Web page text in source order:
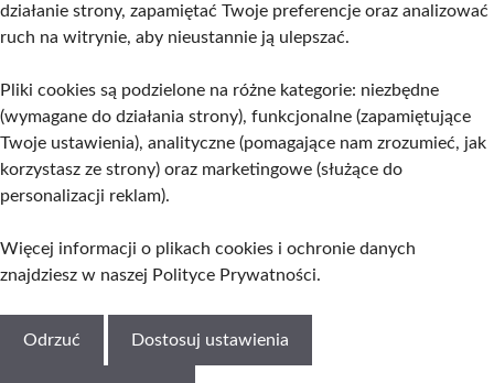
działanie strony, zapamiętać Twoje preferencje oraz analizować
ruch na witrynie, aby nieustannie ją ulepszać.
Pliki cookies są podzielone na różne kategorie: niezbędne
(wymagane do działania strony), funkcjonalne (zapamiętujące
Twoje ustawienia), analityczne (pomagające nam zrozumieć, jak
korzystasz ze strony) oraz marketingowe (służące do
personalizacji reklam).
Więcej informacji o plikach cookies i ochronie danych
znajdziesz w naszej Polityce Prywatności.
Odrzuć Dostosuj ustawienia